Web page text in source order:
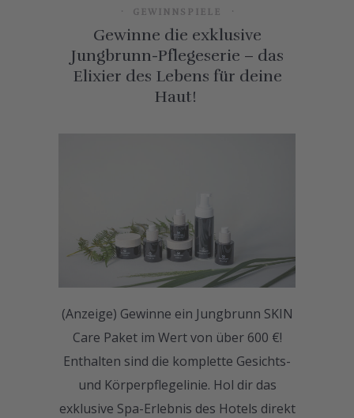
GEWINNSPIELE
Gewinne die exklusive
Jungbrunn-Pflegeserie – das
Elixier des Lebens für deine
Haut!
(Anzeige) Gewinne ein Jungbrunn SKIN
Care Paket im Wert von über 600 €!
Enthalten sind die komplette Gesichts-
und Körperpflegelinie. Hol dir das
exklusive Spa-Erlebnis des Hotels direkt